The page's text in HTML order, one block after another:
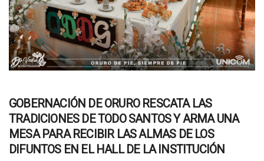
GOBERNACIÓN DE ORURO RESCATA LAS
TRADICIONES DE TODO SANTOS Y ARMA UNA
MESA PARA RECIBIR LAS ALMAS DE LOS
DIFUNTOS EN EL HALL DE LA INSTITUCIÓN